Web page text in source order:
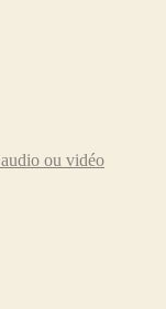
ou vidéo